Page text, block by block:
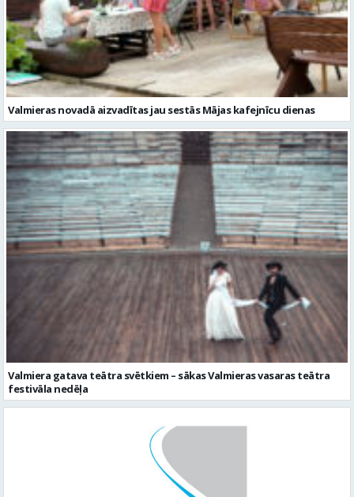
Valmieras novadā aizvadītas jau sestās Mājas kafejnīcu dienas
Valmiera gatava teātra svētkiem – sākas Valmieras vasaras teātra
festivāla nedēļa